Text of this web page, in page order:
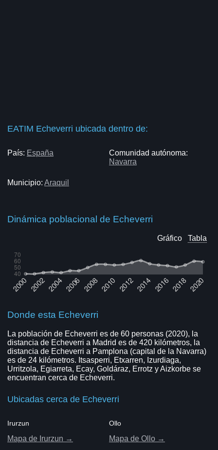
EATIM Echeverri ubicada dentro de:
País: España
Comunidad autónoma:
Navarra
Municipio: Araquil
Dinámica poblacional de Echeverri
Gráfico Tabla
Donde esta Echeverri
La población de Echeverri es de 60 personas (2020), la
distancia de Echeverri a Madrid es de 420 kilómetros, la
distancia de Echeverri a Pamplona (capital de la Navarra)
es de 24 kilómetros. Itsasperri, Etxarren, Izurdiaga,
Urritzola, Egiarreta, Ecay, Goldáraz, Errotz y Aizkorbe se
encuentran cerca de Echeverri.
Ubicadas cerca de Echeverri
Irurzun
Mapa de Irurzun →
Ollo
Mapa de Ollo →